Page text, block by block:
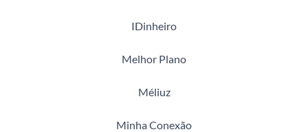
IDinheiro
Melhor Plano
Méliuz
Minha Conexão